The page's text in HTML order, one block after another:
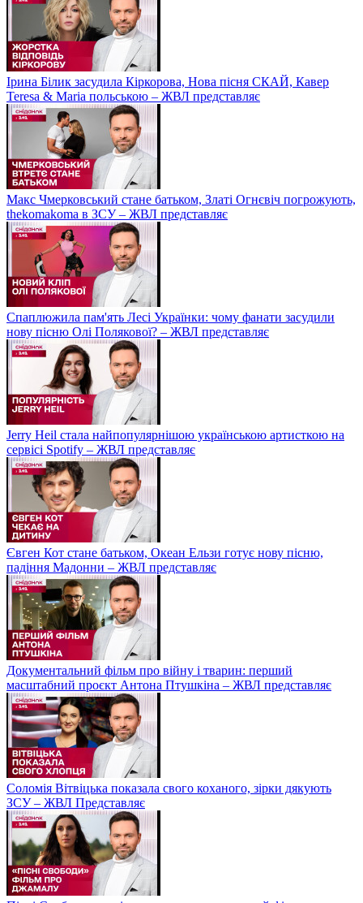
Ірина Білик засудила Кіркорова, Нова пісня СКАЙ, Кавер
Teresa & Maria польською – ЖВЛ представляє
Макс Чмерковський стане батьком, Златі Огнєвіч погрожують,
thekomakoma в ЗСУ – ЖВЛ представляє
Спаплюжила пам'ять Лесі Українки: чому фанати засудили
нову пісню Олі Полякової? – ЖВЛ представляє
Jerry Heil стала найпопулярнішою українською артисткою на
сервісі Spotify – ЖВЛ представляє
Євген Кот стане батьком, Океан Ельзи готує нову пісню,
падіння Мадонни – ЖВЛ представляє
Документальний фільм про війну і тварин: перший
масштабний проєкт Антона Птушкіна – ЖВЛ представляє
Соломія Вітвіцька показала свого коханого, зірки дякують
ЗСУ – ЖВЛ Представляє